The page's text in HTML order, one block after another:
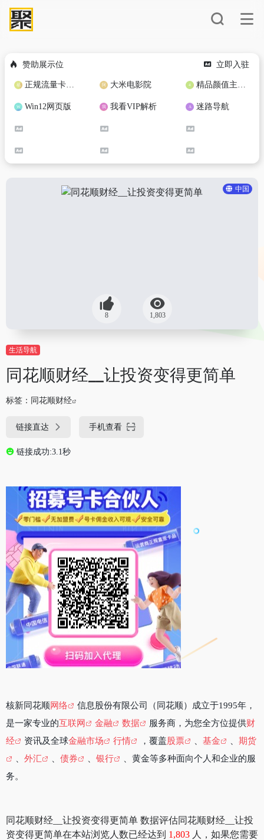
赞助展示位 立即入驻
正规流量卡免费加盟合作 大米电影院 精品颜值主播定制
Win12网页版 我看VIP解析 迷路导航
中国
8 1,803
生活导航
同花顺财经__让投资变得更简单
标签： 同花顺财经
链接直达 手机查看
链接成功:3.1秒
核新同花顺网络
信息股份有限公司（同花顺）成立于1995年，
是一家专业的互联网 金融 数据 服务商，为您全方位提供财
经
资讯及全球金融市场 行情 ，覆盖 股票 基金
期货
外汇 债券 银行
、黄金等多种面向个人和企业的服
务。
同花顺财经__让投资变得更简单 数据评估同花顺财经__让投
资变得更简单在本站浏览人数已经达到 1,803 人，如果您需要